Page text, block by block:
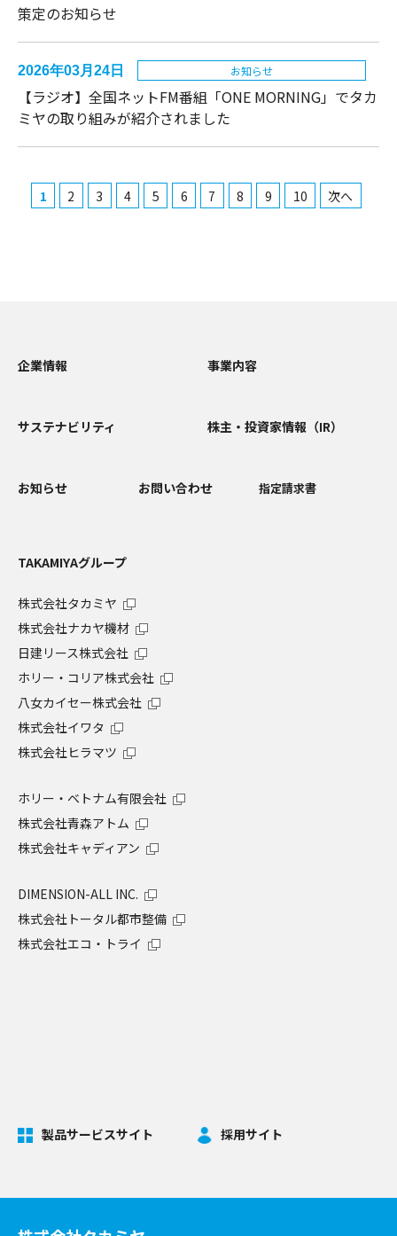
策定のお知らせ
2026年03月24日 お知らせ
【ラジオ】全国ネットFM番組「ONE MORNING」でタカ
ミヤの取り組みが紹介されました
1 2 3 4 5 6 7 8 9 10 次へ
企業情報 事業内容
サステナビリティ 株主・投資家情報（IR）
お知らせ お問い合わせ 指定請求書
TAKAMIYAグループ
株式会社タカミヤ
株式会社ナカヤ機材
日建リース株式会社
ホリー・コリア株式会社
八女カイセー株式会社
株式会社イワタ
株式会社ヒラマツ
ホリー・ベトナム有限会社
株式会社青森アトム
株式会社キャディアン
DIMENSION-ALL INC.
株式会社トータル都市整備
株式会社エコ・トライ
製品サービスサイト 採用サイト